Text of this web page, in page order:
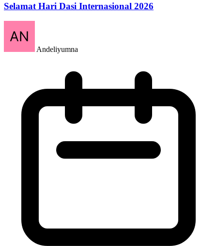
Selamat Hari Dasi Internasional 2026
Andeliyumna